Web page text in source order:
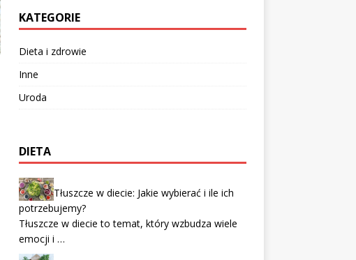
KATEGORIE
Dieta i zdrowie
Inne
Uroda
DIETA
Tłuszcze w diecie: Jakie wybierać i ile ich
potrzebujemy?
Tłuszcze w diecie to temat, który wzbudza wiele
emocji i …